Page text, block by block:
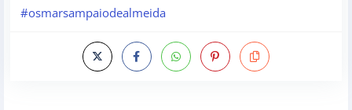
#osmarsampaiodealmeida